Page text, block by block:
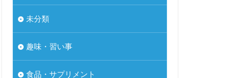
未分類
趣味・習い事
食品・サプリメント